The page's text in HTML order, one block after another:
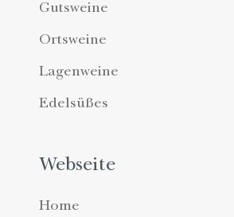
Gutsweine
Ortsweine
Lagenweine
Edelsüßes
Webseite
Home